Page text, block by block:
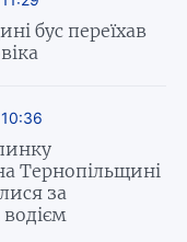
бус переїхав
Тернопільщині
за